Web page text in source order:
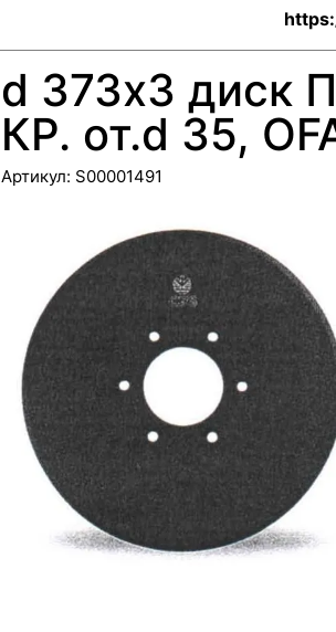
d 373х3 диск
КР. от.d 35,
Артикул: S00001491